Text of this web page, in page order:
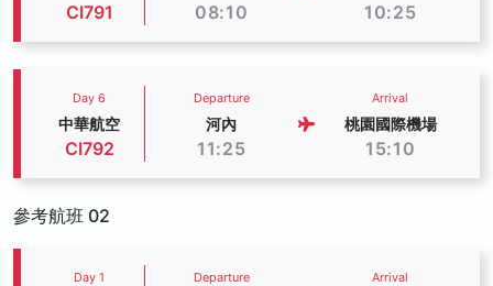
CI791 08:10 10:25
Day 6
中華航空
CI792
Departure
河內
11:25
Arrival
桃園國際機場
15:10
參考航班 02
Day 1 Departure Arrival